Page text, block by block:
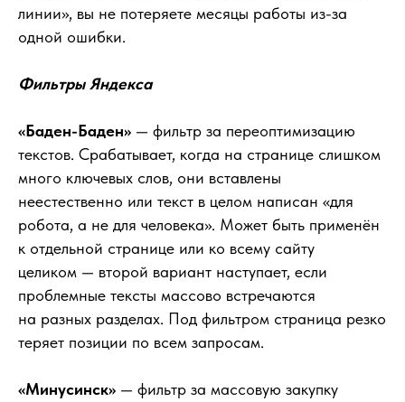
линии», вы не потеряете месяцы работы из-за
одной ошибки.
Фильтры Яндекса
«Баден-Баден» — фильтр за переоптимизацию
текстов. Срабатывает, когда на странице слишком
много ключевых слов, они вставлены
неестественно или текст в целом написан «для
робота, а не для человека». Может быть применён
к отдельной странице или ко всему сайту
целиком — второй вариант наступает, если
проблемные тексты массово встречаются
на разных разделах. Под фильтром страница резко
теряет позиции по всем запросам.
«Минусинск» — фильтр за массовую закупку